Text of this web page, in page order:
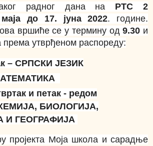
радног дана на РТС 2
до 17. јуна 2022. године.
вршиће се у термину од9.30 и
према утврђеном распореду:
– СРПСКИ ЈЕЗИК
и петак - редом
БИОЛОГИЈА,
И ГЕОГРАФИЈА
пројекта Моја школа и сарадње